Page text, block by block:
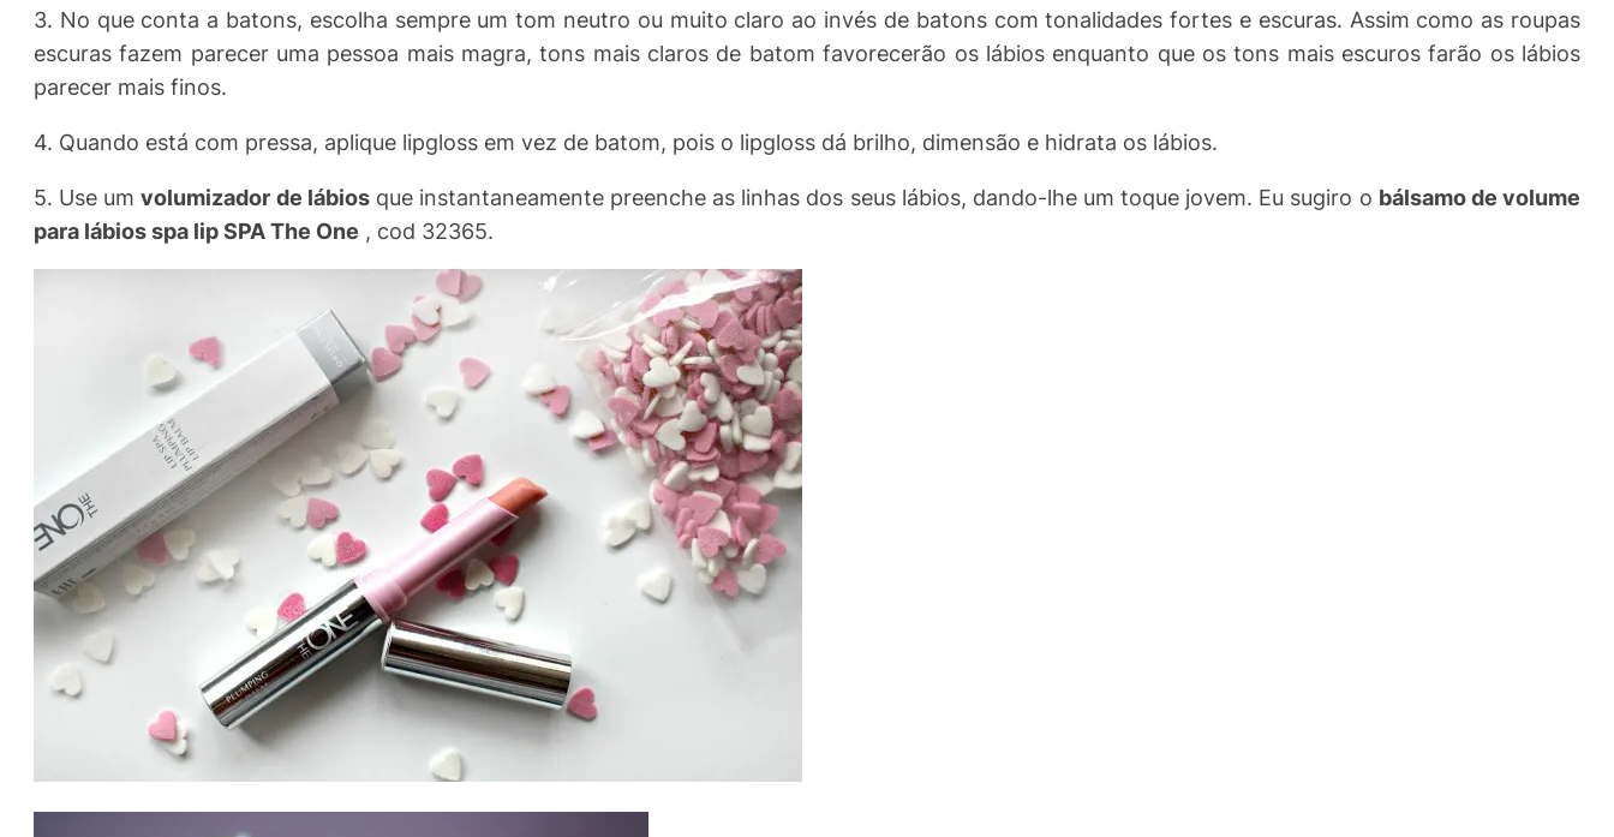
3. No que conta a batons, escolha sempre um tom neutro ou muito claro ao invés de batons com tonalidades fortes e escuras. Assim como as roupas
escuras fazem parecer uma pessoa mais magra, tons mais claros de batom favorecerão os lábios enquanto que os tons mais escuros farão os lábios
parecer mais finos.
4. Quando está com pressa, aplique lipgloss em vez de batom, pois o lipgloss dá brilho, dimensão e hidrata os lábios.
5. Use umvolumizador de lábiosque instantaneamente preenche as linhas dos seus lábios, dando-lhe um toque jovem. Eu sugiro o bálsamo de volume
para lábios spa lip SPA The One , cod 32365.